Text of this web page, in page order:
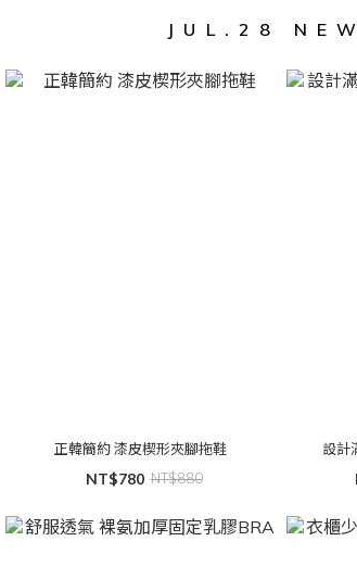
JUL.28
正韓簡約 漆皮楔形夾腳拖鞋
NT$780 NT$880
設計